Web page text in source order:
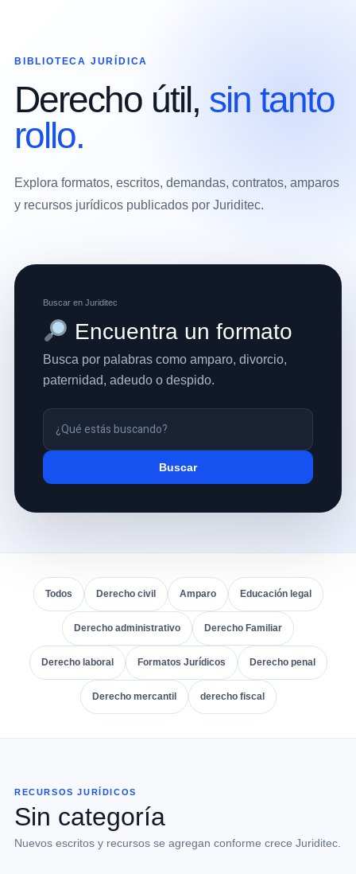
BIBLIOTECA JURÍDICA
Derecho útil, sin tanto
rollo.
Explora formatos, escritos, demandas, contratos, amparos
y recursos jurídicos publicados por Juriditec.
Buscar en Juriditec
Encuentra un formato
Busca por palabras como amparo, divorcio,
paternidad, adeudo o despido.
Buscar
Todos Derecho civil Amparo Educación legal
Derecho administrativo Derecho Familiar
Derecho laboral Formatos Jurídicos Derecho penal
Derecho mercantil derecho fiscal
RECURSOS JURÍDICOS
Sin categoría
Nuevos escritos y recursos se agregan conforme crece Juriditec.